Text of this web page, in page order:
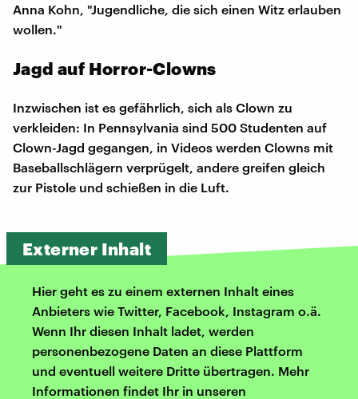
Anna Kohn, "Jugendliche, die sich einen Witz erlauben
wollen."
Jagd auf Horror-Clowns
Inzwischen ist es gefährlich, sich als Clown zu
verkleiden: In Pennsylvania sind 500 Studenten auf
Clown-Jagd gegangen, in Videos werden Clowns mit
Baseballschlägern verprügelt, andere greifen gleich
zur Pistole und schießen in die Luft.
Externer Inhalt
Hier geht es zu einem externen Inhalt eines
Anbieters wie Twitter, Facebook, Instagram o.ä.
Wenn Ihr diesen Inhalt ladet, werden
personenbezogene Daten an diese Plattform
und eventuell weitere Dritte übertragen. Mehr
Informationen findet Ihr in unseren